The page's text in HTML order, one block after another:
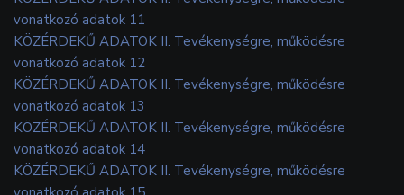
vonatkozó adatok 11
KÖZÉRDEKŰ ADATOK II. Tevékenységre, működésre
vonatkozó adatok 12
KÖZÉRDEKŰ ADATOK II. Tevékenységre, működésre
vonatkozó adatok 13
KÖZÉRDEKŰ ADATOK II. Tevékenységre, működésre
vonatkozó adatok 14
KÖZÉRDEKŰ ADATOK II. Tevékenységre, működésre